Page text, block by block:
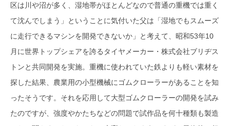
区は川や沼が多く、湿地帯がほとんどなので普通の重機では重く
て沈んでしまう」ということに気付いた父は「湿地でもスムーズ
に走行できるマシンを開発できないか」と考えて、昭和53年10
月に世界トップシェアを誇るタイヤメーカー・株式会社ブリヂス
トンと共同開発を実施。重機に使われていた鉄よりも軽い素材を
探した結果、農業用の小型機械にゴムクローラーがあることを知
ったそうです。それを応用して大型ゴムクローラーの開発を試み
たのですが、強度やかたちなどの問題で試作品を何十種類も製造